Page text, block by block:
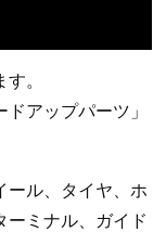
。
アップパーツ」
ール、タイヤ、ホ
ーミナル、ガイド